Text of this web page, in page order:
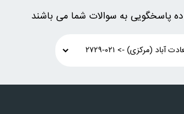
پاسخگویی به سوالات شما می باشند